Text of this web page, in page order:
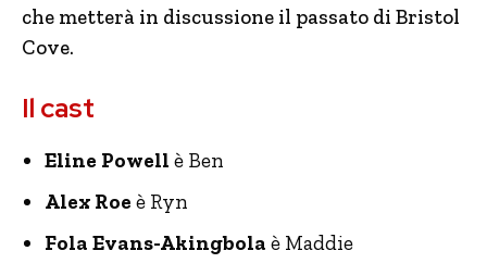
che metterà in discussione il passato di Bristol
Cove.
Il cast
Eline Powell è Ben
Alex Roe è Ryn
Fola Evans-Akingbola è Maddie